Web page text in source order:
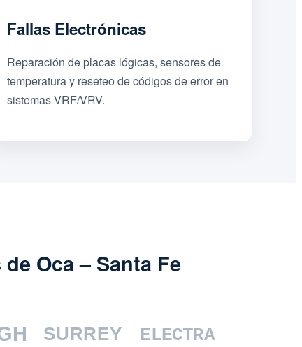
Fallas Electrónicas
Reparación de placas lógicas, sensores de
temperatura y reseteo de códigos de error en
sistemas VRF/VRV.
Oca – Santa Fe
SURREY ELECTRA